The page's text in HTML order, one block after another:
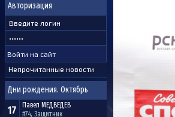
Авторизация
Непрочитанные новости
Дни рождения. Октябрь
17 Павел МЕДВЕДЕВ
#74, Защитник